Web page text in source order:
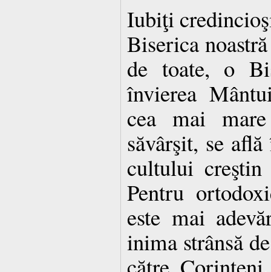
Iubiţi
Biserica
de toate, o
învierea
cea mai
săvârşit, se
cultului
Pentru
este mai
inima strânsă
către